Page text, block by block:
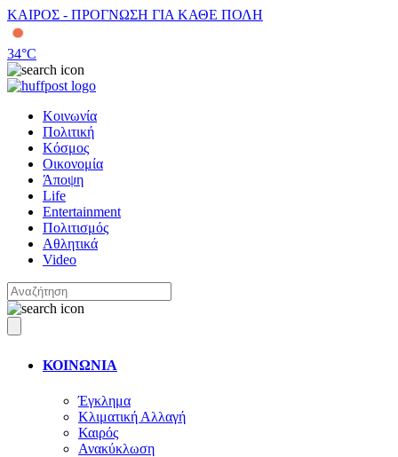
ΚΑΙΡΟΣ - ΠΡΟΓΝΩΣΗ ΓΙΑ ΚΑΘΕ ΠΟΛΗ
34°C
Κοινωνία
Πολιτική
Κόσμος
Οικονομία
Άποψη
Life
Entertainment
Πολιτισμός
Αθλητικά
Video
ΚΟΙΝΩΝΙΑ
Έγκλημα
Κλιματική Αλλαγή
Καιρός
Ανακύκλωση